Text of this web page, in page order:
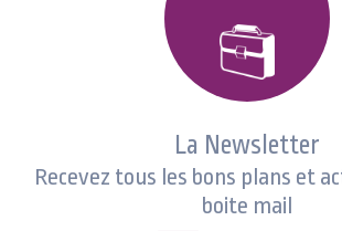
La Newsletter
Recevez tous les bons plans et
boite mail